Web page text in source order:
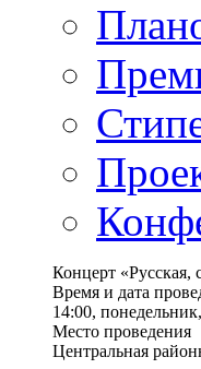
Концерт «Русская,
Время и дата
14:00,
Место проведения
Центральная